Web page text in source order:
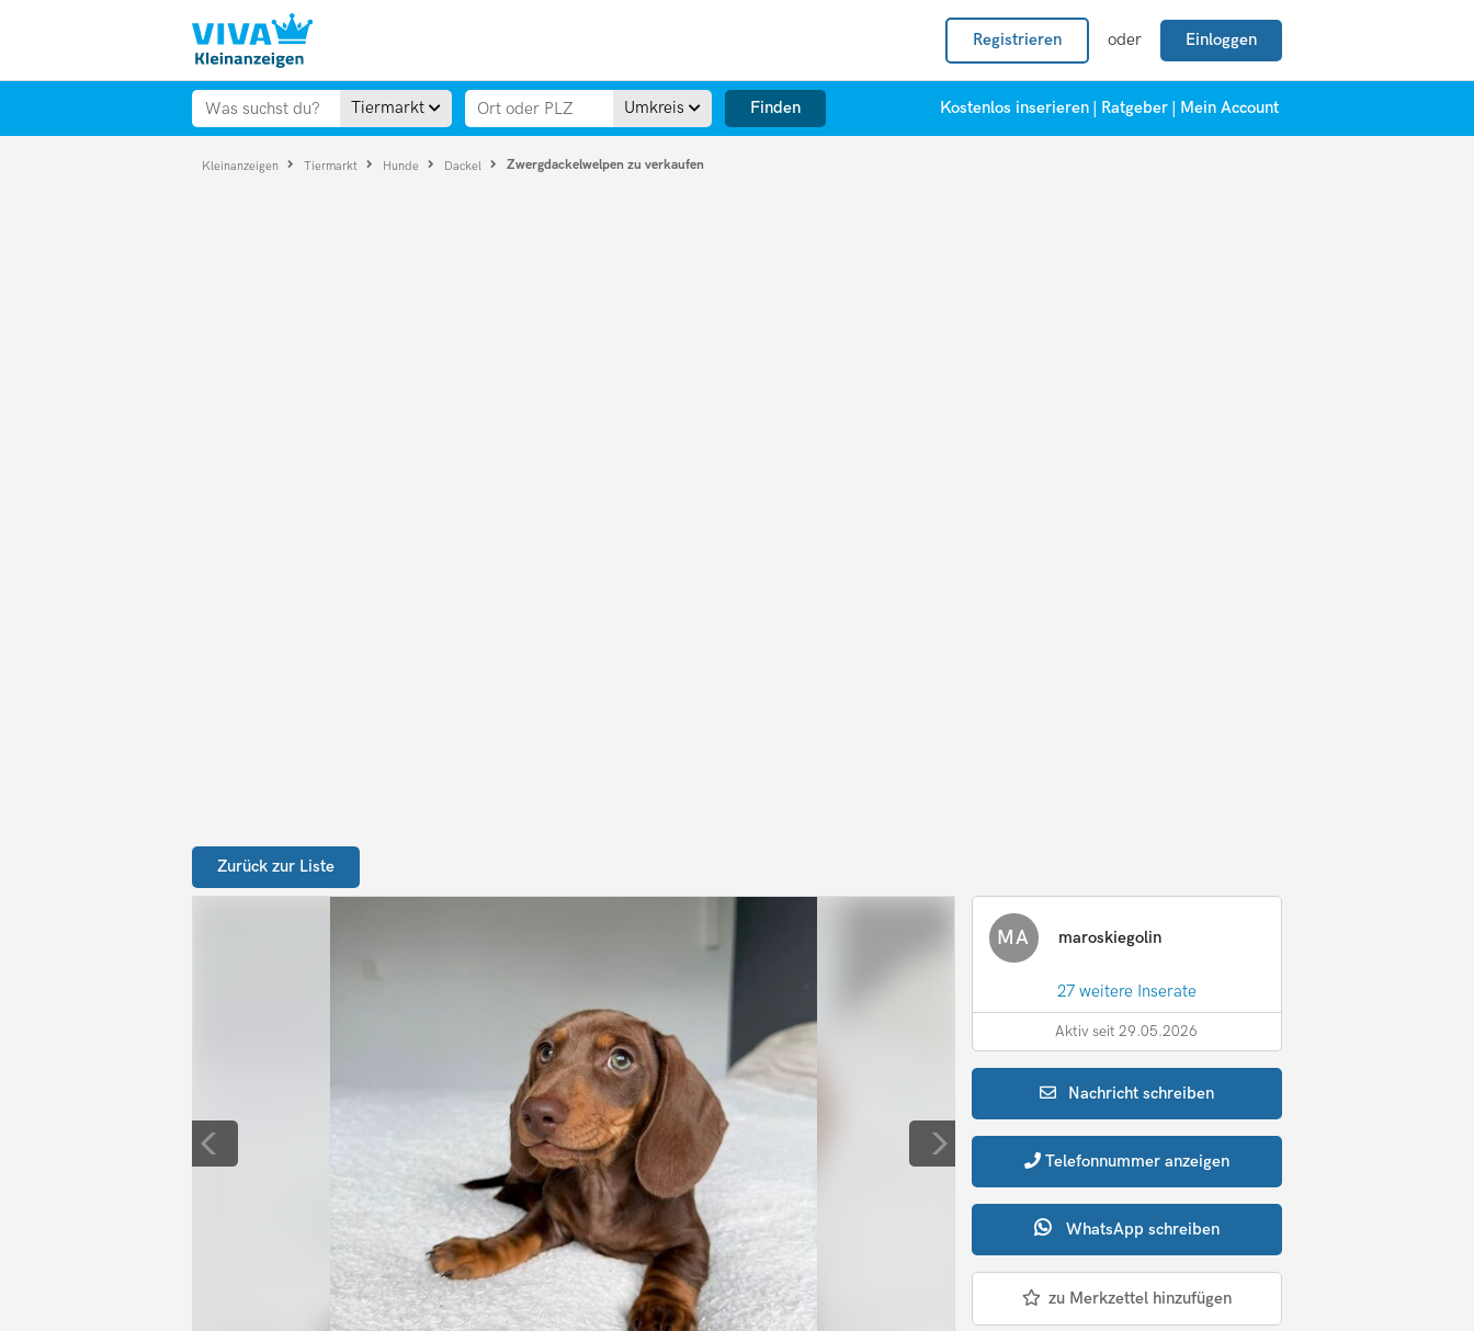
Registrieren oder Einloggen
Tiermarkt Umkreis Finden Kostenlos inserieren Ratgeber Mein Account
Kleinanzeigen Tiermarkt Hunde Dackel Zwergdackelwelpen zu verkaufen
Zurück zur Liste
MA maroskiegolin
27 weitere Inserate
Aktiv seit 29.05.2026
Nachrichtschreiben
Telefonnummer anzeigen
WhatsApp schreiben
zu Merkzettel hinzufügen